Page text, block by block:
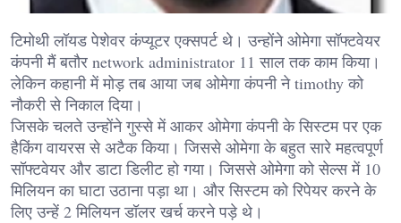
टिमोथी लॉयड पेशेवर कंप्यूटर एक्सपर्ट थे। उन्होंने ओमेगा सॉफ्टवेयर
कंपनी मैं बतौर network administrator 11 साल तक काम किया।
लेकिन कहानी में मोड़ तब आया जब ओमेगा कंपनी ने timothy को
नौकरी से निकाल दिया।
जिसके चलते उन्होंने गुस्से में आकर ओमेगा कंपनी के सिस्टम पर एक
हैकिंग वायरस से अटैक किया। जिससे ओमेगा के बहुत सारे महत्वपूर्ण
सॉफ्टवेयर और डाटा डिलीट हो गया। जिससे ओमेगा को सेल्स में 10
मिलियन का घाटा उठाना पड़ा था। और सिस्टम को रिपेयर करने के
लिए उन्हें 2 मिलियन डॉलर खर्च करने पड़े थे।